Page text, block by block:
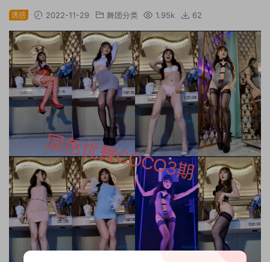
诱惑 2022-11-29 舞团分类 1.95k 62